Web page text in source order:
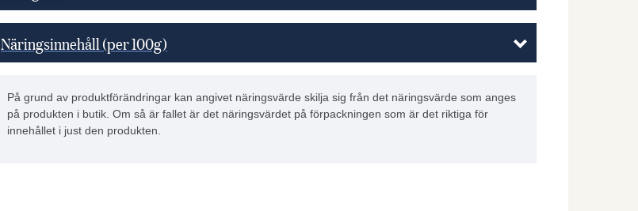
Näringsinnehåll (per 100g)
På grund av produktförändringar kan angivet näringsvärde skilja sig från det näringsvärde som anges
på produkten i butik. Om så är fallet är det näringsvärdet på förpackningen som är det riktiga för
innehållet i just den produkten.